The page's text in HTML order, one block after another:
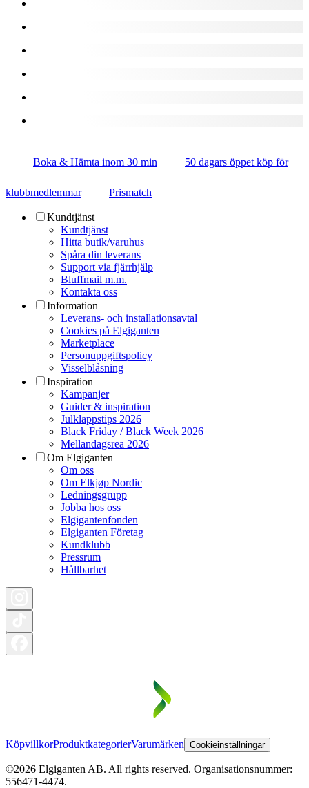
Boka & Hämta inom 30 min 50 dagars öppet köp för
klubbmedlemmar Prismatch
Kundtjänst
Kundtjänst
Hitta butik/varuhus
Spåra din leverans
Support via fjärrhjälp
Bluffmail m.m.
Kontakta oss
Information
Leverans- och installationsavtal
Cookies på Elgiganten
Marketplace
Personuppgiftspolicy
Visselblåsning
Inspiration
Kampanjer
Guider & inspiration
Julklappstips 2026
Black Friday / Black Week 2026
Mellandagsrea 2026
Om Elgiganten
Om oss
Om Elkjøp Nordic
Ledningsgrupp
Jobba hos oss
Elgigantenfonden
Elgiganten Företag
Kundklubb
Pressrum
Hållbarhet
KöpvillkorProduktkategorierVarumärken Cookieinställningar
©2026 Elgiganten AB. All rights reserved. Organisationsnummer:
556471-4474.